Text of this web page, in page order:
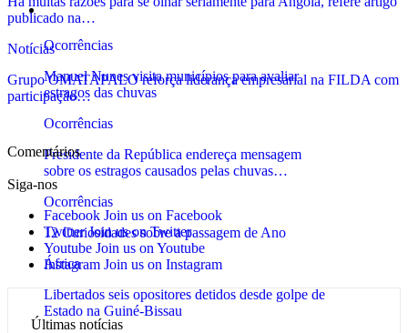
Ocorrências
Ocorrências
Manuel Nunes visita municípios para avaliar
estragos das chuvas
Ocorrências
Presidente da República endereça mensagem
sobre os estragos causados pelas chuvas…
Ocorrências
12 Curiosidades sobre a passagem de Ano
África
Libertados seis opositores detidos desde golpe de
Estado na Guiné-Bissau
publicado na…
Notícias
Grupo OMATAPALO reforça liderança empresarial na FILDA com
participação…
Ver mais
Comentários
Siga-nos
Facebook Join us on Facebook
Twitter Join us on Twitter
Youtube Join us on Youtube
Instagram Join us on Instagram
Últimas notícias